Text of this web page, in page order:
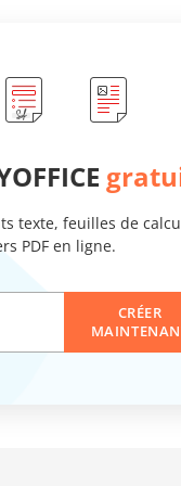
texte, feuilles de
PDF en ligne.
CRÉER